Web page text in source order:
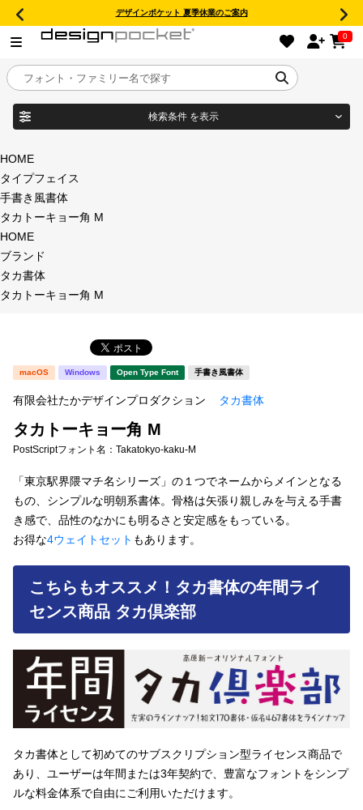
デザインポケット 夏季休業のご案内
0
目的別フォントガイド
特集
年間ライセンス商品
新着一覧
カート
マイページ
お気に入り
ご利用ガイド
お問い合わせ
検索条件 を表示
商品名
フォント形式
タイプフェイス
明朝体
角ゴシック
宋朝体
教科書体 行書体
草書体 勘亭流
江戸文字
すべてを表示
セット or 単体
文字種類
HOME
タイプフェイス
手書き風書体
タカトーキョー角 M
HOME
ブランド
タカ書体
タカトーキョー角 M
macOS Windows Open Type Font 手書き風書体
有限会社たかデザインプロダクション タカ書体
タカトーキョー角 M
PostScriptフォント名： Takatokyo-kaku-M
「東京駅界隈マチ名シリーズ」の１つでネームからメインとなる
もの、シンプルな明朝系書体。骨格は矢張り親しみを与える手書
き感で、品性のなかにも明るさと安定感をもっている。
お得な4ウェイトセット もあります。
こちらもオススメ！タカ書体の年間ライ
センス商品 タカ倶楽部
タカ書体として初めてのサブスクリプション型ライセンス商品で
あり、ユーザーは年間または3年契約で、豊富なフォントをシンプ
ルな料金体系で自由にご利用いただけます。